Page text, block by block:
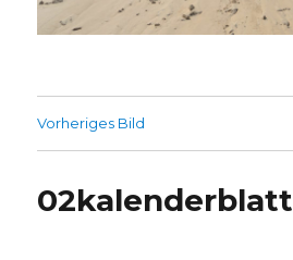
Vorheriges Bild
02kalenderblatt